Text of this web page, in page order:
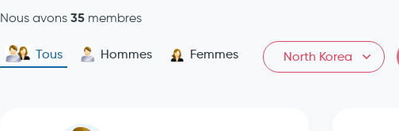
Nous avons35 membres
Tous Hommes Femmes North Korea